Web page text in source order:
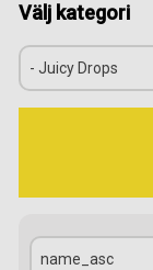
Välj kategori
- Juicy Drops
name_asc